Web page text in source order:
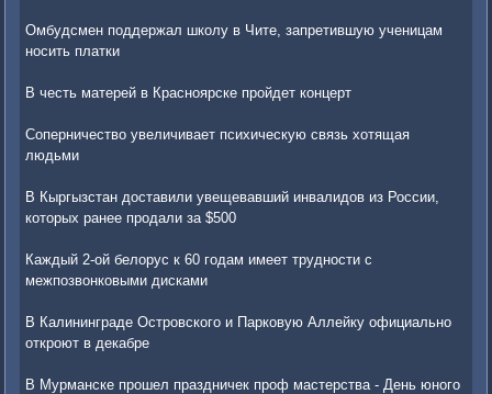
Омбудсмен поддержал школу в Чите, запретившую ученицам
носить платки
В честь матерей в Красноярске пройдет концерт
Соперничество увеличивает психическую связь хотящая
людьми
В Кыргызстан доставили увещевавший инвалидов из России,
которых ранее продали за $500
Каждый 2-ой белорус к 60 годам имеет трудности с
межпозвонковыми дисками
В Калининграде Островского и Парковую Аллейку официально
откроют в декабре
В Мурманске прошел праздничек проф мастерства - День юного